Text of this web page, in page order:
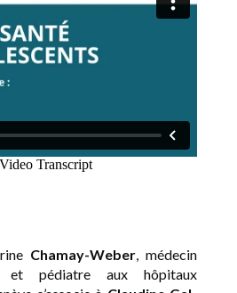
Chamay-Weber, médecin
et pédiatre aux hôpitaux